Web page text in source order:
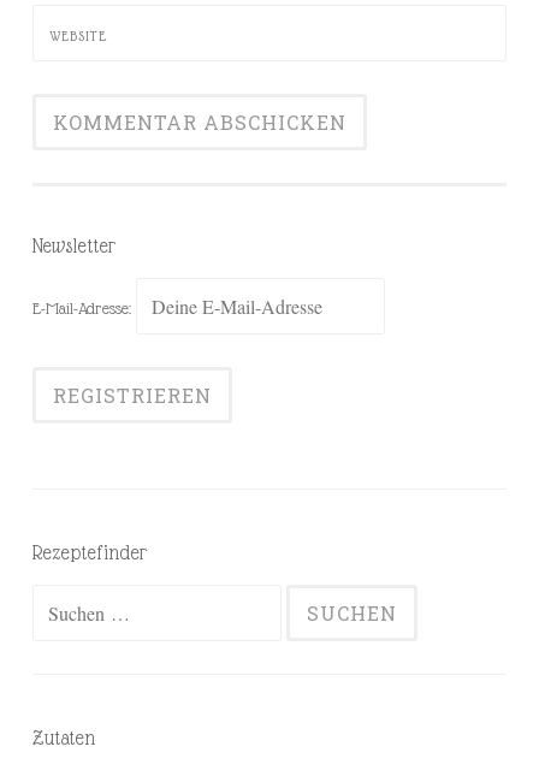
WEBSITE
Newsletter
E-Mail-Adresse:
Rezeptefinder
Zutaten